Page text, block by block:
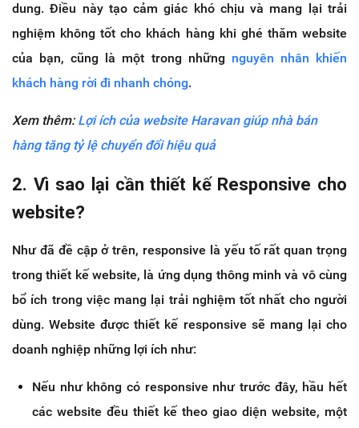
dung. Điều này tạo cảm giác khó chịu và mang lại trải
nghiệm không tốt cho khách hàng khi ghé thăm website
của bạn, cũng là một trong những nguyên nhân khiến
khách hàng rời đi nhanh chóng.
Xem thêm: Lợi ích của website Haravan giúp nhà bán
hàng tăng tỷ lệ chuyển đổi hiệu quả
2. Vì sao lại cần thiết kế Responsive cho
website?
Như đã đề cập ở trên, responsive là yếu tố rất quan trọng
trong thiết kế website, là ứng dụng thông minh và vô cùng
bổ ích trong việc mang lại trải nghiệm tốt nhất cho người
dùng. Website được thiết kế responsive sẽ mang lại cho
doanh nghiệp những lợi ích như:
Nếu như không có responsive như trước đây, hầu hết
các website đều thiết kế theo giao diện website, một